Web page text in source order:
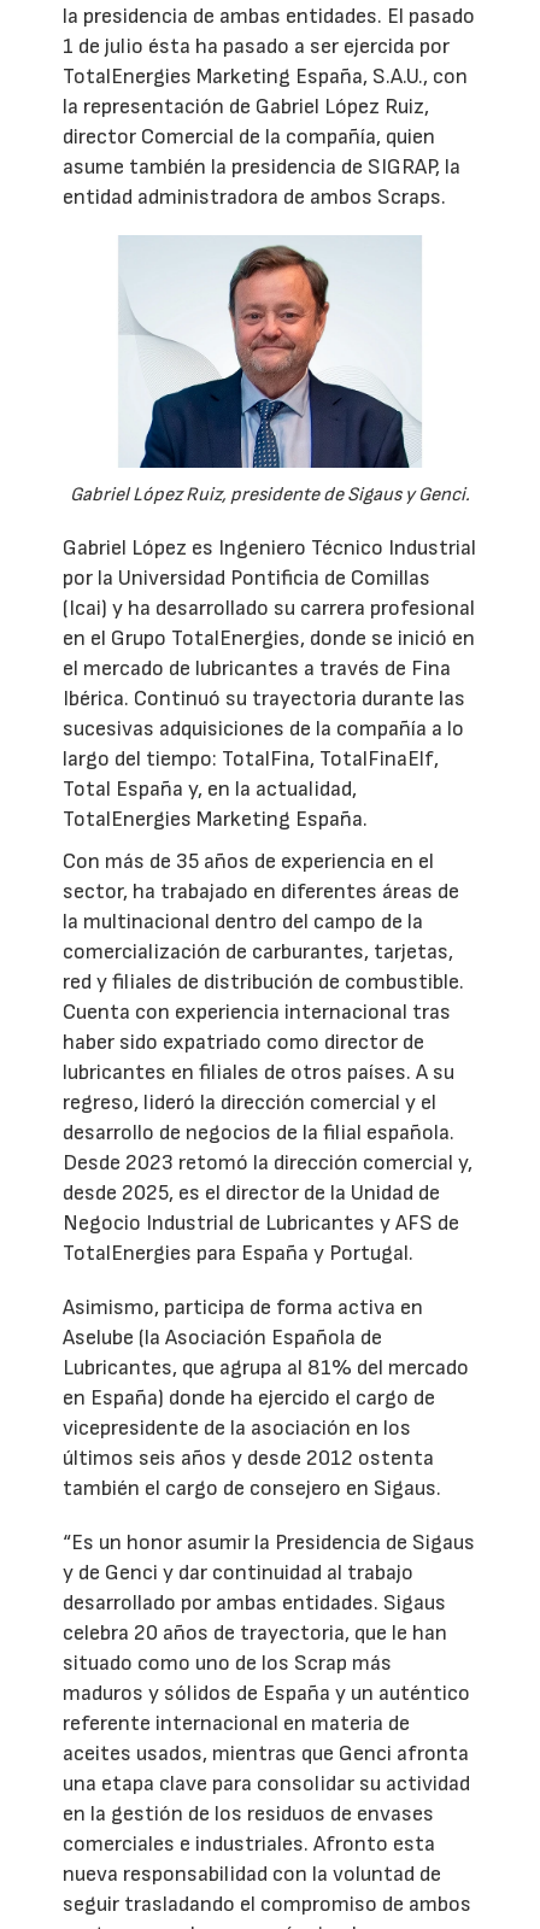
la presidencia de ambas entidades. El pasado
1 de julio ésta ha pasado a ser ejercida por
TotalEnergies Marketing España, S.A.U., con
la representación de Gabriel López Ruiz,
director Comercial de la compañía, quien
asume también la presidencia de SIGRAP, la
entidad administradora de ambos Scraps.
Gabriel López Ruiz, presidente de Sigaus y Genci.
Gabriel López es Ingeniero Técnico Industrial
por la Universidad Pontificia de Comillas
(Icai) y ha desarrollado su carrera profesional
en el Grupo TotalEnergies, donde se inició en
el mercado de lubricantes a través de Fina
Ibérica. Continuó su trayectoria durante las
sucesivas adquisiciones de la compañía a lo
largo del tiempo: TotalFina, TotalFinaElf,
Total España y, en la actualidad,
TotalEnergies Marketing España.
Con más de 35 años de experiencia en el
sector, ha trabajado en diferentes áreas de
la multinacional dentro del campo de la
comercialización de carburantes, tarjetas,
red y filiales de distribución de combustible.
Cuenta con experiencia internacional tras
haber sido expatriado como director de
lubricantes en filiales de otros países. A su
regreso, lideró la dirección comercial y el
desarrollo de negocios de la filial española.
Desde 2023 retomó la dirección comercial y,
desde 2025, es el director de la Unidad de
Negocio Industrial de Lubricantes y AFS de
TotalEnergies para España y Portugal.
Asimismo, participa de forma activa en
Aselube (la Asociación Española de
Lubricantes, que agrupa al 81% del mercado
en España) donde ha ejercido el cargo de
vicepresidente de la asociación en los
últimos seis años y desde 2012 ostenta
también el cargo de consejero en Sigaus.
“Es un honor asumir la Presidencia de Sigaus
y de Genci y dar continuidad al trabajo
desarrollado por ambas entidades. Sigaus
celebra 20 años de trayectoria, que le han
situado como uno de los Scrap más
maduros y sólidos de España y un auténtico
referente internacional en materia de
aceites usados, mientras que Genci afronta
una etapa clave para consolidar su actividad
en la gestión de los residuos de envases
comerciales e industriales. Afronto esta
nueva responsabilidad con la voluntad de
seguir trasladando el compromiso de ambos